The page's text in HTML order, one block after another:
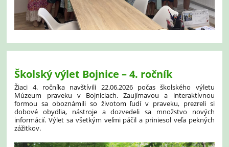
Školský výlet Bojnice – 4. ročník
Žiaci 4. ročníka navštívili 22.06.2026 počas školského výletu
Múzeum praveku v Bojniciach. Zaujímavou a interaktívnou
formou sa oboznámili so životom ľudí v praveku, prezreli si
dobové obydlia, nástroje a dozvedeli sa množstvo nových
informácií. Výlet sa všetkým veľmi páčil a priniesol veľa pekných
zážitkov.